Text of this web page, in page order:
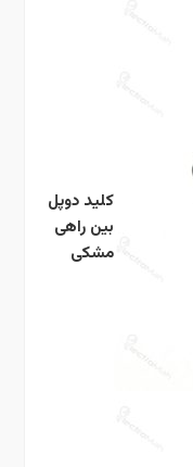
کلید دوپل
بین راهی
مشکی